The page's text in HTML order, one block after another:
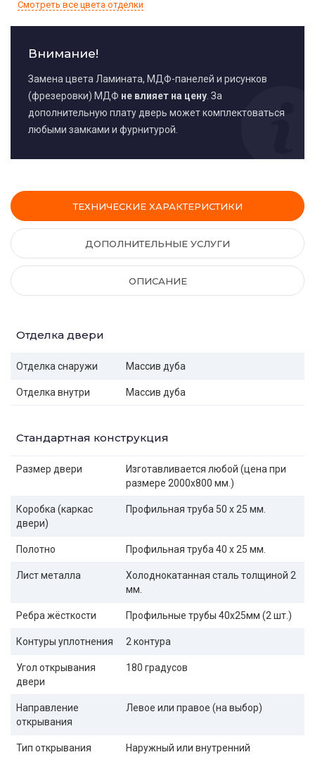
Смотреть все цвета отделки
Внимание!
Замена цвета Ламината, МДФ-панелей и рисунков
(фрезеровки) МДФ не влияет на цену . За
дополнительную плату дверь может комплектоваться
любыми замками и фурнитурой.
ТЕХНИЧЕСКИЕ ХАРАКТЕРИСТИКИ
ДОПОЛНИТЕЛЬНЫЕ УСЛУГИ
ОПИСАНИЕ
Отделка двери
Отделка снаружи Массив дуба
Отделка внутри Массив дуба
Стандартная конструкция
Размер двери
Изготавливается любой (цена при
размере 2000x800 мм.)
Коробка (каркас
двери)
Профильная труба 50 х 25 мм.
Полотно Профильная труба 40 х 25 мм.
Лист металла
Холоднокатанная сталь толщиной 2
мм.
Ребра жёсткости Профильные трубы 40х25мм (2 шт.)
Контуры уплотнения 2 контура
Угол открывания
двери
180 градусов
Направление
открывания
Левое или правое (на выбор)
Тип открывания Наружный или внутренний